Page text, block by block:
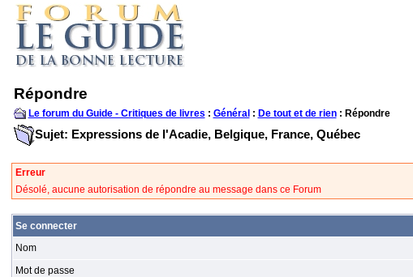
Répondre
Le forum du Guide - Critiques de livres : Général : De tout et de rien: Répondre
Sujet: Expressions de l'Acadie, Belgique, France, Québec
Erreur
Désolé, aucune autorisation de répondre au message dans ce Forum
Se connecter
Nom
Mot de passe